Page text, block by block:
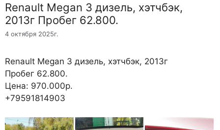
Renault Megan 3 дизель, хэтчбэк,
2013г Пробег 62.800.
4 октября 2025г.
Renault Megan 3 дизель, хэтчбэк, 2013г
Пробег 62.800.
Цена: 970.000р.
+79591814903